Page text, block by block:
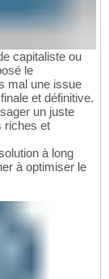
capitaliste ou
le
mal une issue
et définitive.
un juste
riches et
à long
à optimiser le